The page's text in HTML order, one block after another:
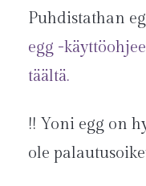
Puhdistathan
egg -
täältä.
!! Yoni egg on
ole